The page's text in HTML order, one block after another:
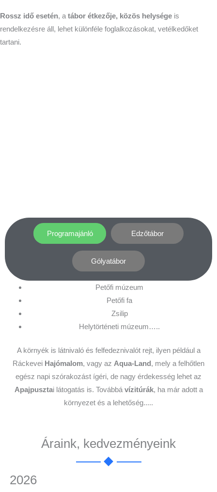
Rossz idő esetén, a tábor étkezője, közös helysége is
rendelkezésre áll, lehet különféle foglalkozásokat, vetélkedőket
tartani.
Programajánló Edzőtábor
Gólyatábor
Petőfi múzeum
Petőfi fa
Zsilip
Helytörténeti múzeum…..
A környék is látnivaló és felfedeznivalót rejt, ilyen például a
Ráckevei Hajómalom, vagy az Aqua-Land, mely a felhőtlen
egész napi szórakozást ígéri, de nagy érdekesség lehet az
Apajpusztai látogatás is. Továbbá vízitúrák, ha már adott a
környezet és a lehetőség.....
Áraink, kedvezményeink
2026